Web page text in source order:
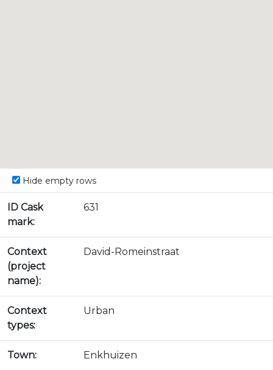
Hide empty rows
ID Cask
mark:
631
Context
(project
name):
David-Romeinstraat
Context
types:
Urban
Town: Enkhuizen